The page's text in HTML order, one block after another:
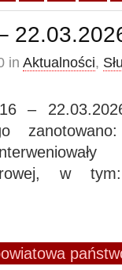
in Aktualności,
–
w